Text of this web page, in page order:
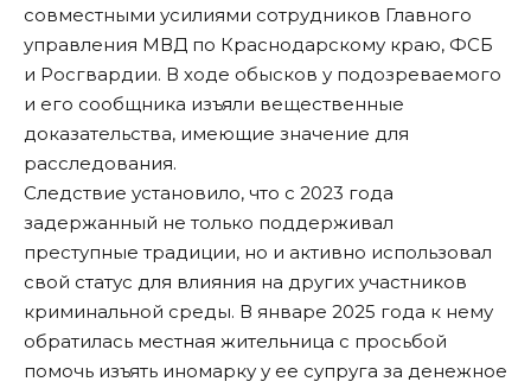
совместными усилиями сотрудников Главного
управления МВД по Краснодарскому краю, ФСБ
и Росгвардии. В ходе обысков у подозреваемого
и его сообщника изъяли вещественные
доказательства, имеющие значение для
расследования.
Следствие установило, что с 2023 года
задержанный не только поддерживал
преступные традиции, но и активно использовал
свой статус для влияния на других участников
криминальной среды. В январе 2025 года к нему
обратилась местная жительница с просьбой
помочь изъять иномарку у ее супруга за денежное